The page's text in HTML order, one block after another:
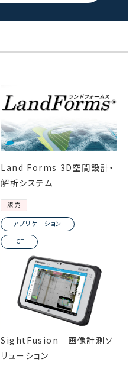
Land Forms 3D空間設計・
解析システム
販売
アプリケーション
ICT
SightFusion 画像計測ソ
リューション